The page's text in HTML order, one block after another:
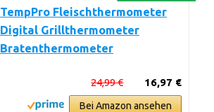
TempPro Fleischthermometer
Digital Grillthermometer
Bratenthermometer
16,97 €
24,99 €
Bei Amazon ansehen